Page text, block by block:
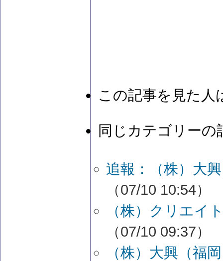
この記事を見た人
同じカテゴリーの
追報：（株）大
（07/10 10:54）
（株）クリエイ
（07/10 09:37）
（株）大興（福